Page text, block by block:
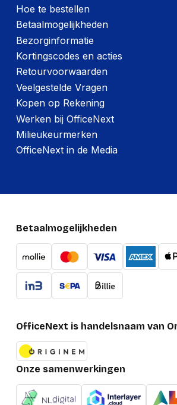
Hoe te bestellen
Betaalmogelijkheden
Bezorginformatie
Kortingscodes en acties
Retourvoorwaarden
Veelgestelde Vragen
Kopen op Rekening
Werken bij OfficeNext
Milieukeurmerken
OfficeNext in de Media
Betaalmogelijkheden
OfficeNext is handelsnaam van
Onze samenwerkingen